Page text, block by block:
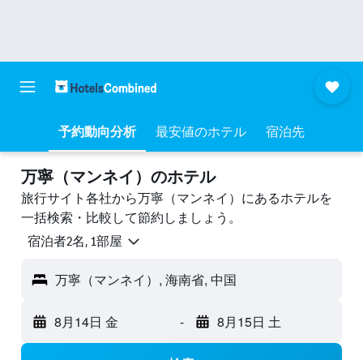
予約動向分析 最安値のホテル 宿泊先
万寧（マンネイ）のホテル
旅行サイト各社から万寧（マンネイ）にあるホテルを
一括検索・比較して節約しましょう。
宿泊者2名, 1​部屋
万寧（マンネイ）, 海南省, 中国
8月14日 金 - 8月15日 土